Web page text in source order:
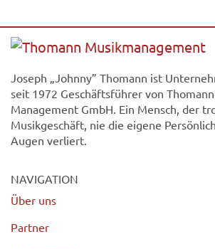
Joseph „Johnny” Thomann ist
seit 1972 Geschäftsführer von
Management GmbH. Ein Mensch, der
Musikgeschäft, nie die eigene
Augen verliert.
NAVIGATION
Über uns
Partner